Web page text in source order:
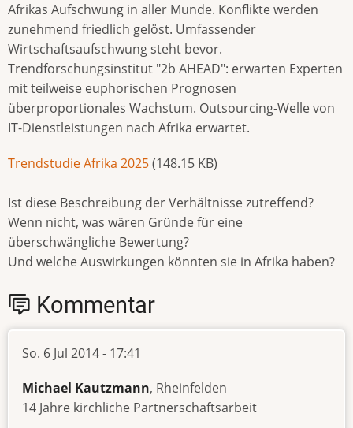
Afrikas Aufschwung in aller Munde. Konflikte werden
zunehmend friedlich gelöst. Umfassender
Wirtschaftsaufschwung steht bevor.
Trendforschungsinstitut "2b AHEAD": erwarten Experten
mit teilweise euphorischen Prognosen
überproportionales Wachstum. Outsourcing-Welle von
IT-Dienstleistungen nach Afrika erwartet.
Document
Trendstudie Afrika 2025(148.15 KB)
Ist diese Beschreibung der Verhältnisse zutreffend?
Wenn nicht, was wären Gründe für eine
überschwängliche Bewertung?
Und welche Auswirkungen könnten sie in Afrika haben?
Kommentar
So. 6 Jul 2014 - 17:41
Michael Kautzmann, Rheinfelden
14 Jahre kirchliche Partnerschaftsarbeit